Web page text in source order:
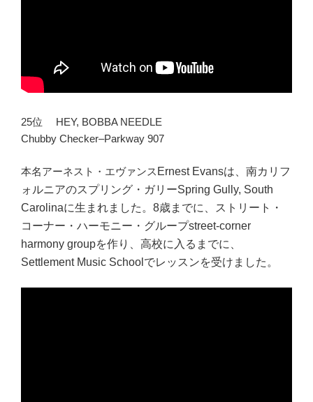
25位 HEY, BOBBA NEEDLE
Chubby Checker–Parkway 907
本名アーネスト・エヴァンス Ernest Evansは、南カリフ
ォルニアのスプリング・ガリーSpring Gully, South
Carolinaに生まれました。8歳までに、ストリート・
コーナー・ハーモニー・グループstreet-corner
harmony groupを作り、高校に入るまでに、
Settlement Music Schoolでレッスンを受けました。